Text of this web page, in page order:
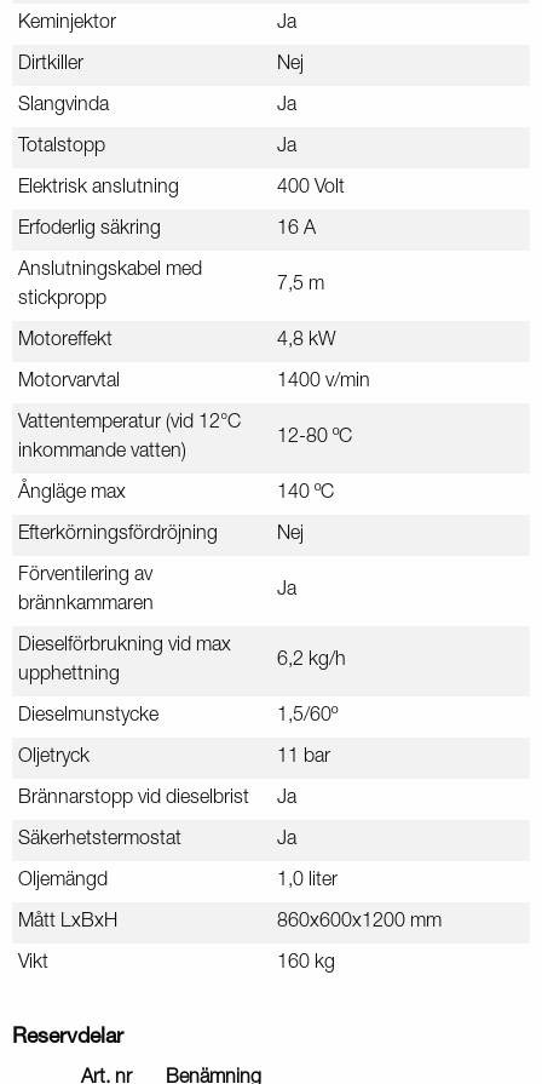
Keminjektor Ja
Dirtkiller Nej
Slangvinda Ja
Totalstopp Ja
Elektrisk anslutning 400 Volt
Erfoderlig säkring 16 A
Anslutningskabel med
stickpropp
7,5 m
Motoreffekt 4,8 kW
Motorvarvtal 1400 v/min
Vattentemperatur (vid 12°C
inkommande vatten)
12-80 ºC
Ångläge max 140 ºC
Efterkörningsfördröjning Nej
Förventilering av
brännkammaren
Ja
Dieselförbrukning vid max
upphettning
6,2 kg/h
Dieselmunstycke 1,5/60º
Oljetryck 11 bar
Brännarstopp vid dieselbrist Ja
Säkerhetstermostat Ja
Oljemängd 1,0 liter
Mått LxBxH 860x600x1200 mm
Vikt 160 kg
Reservdelar
Art. nr Benämning